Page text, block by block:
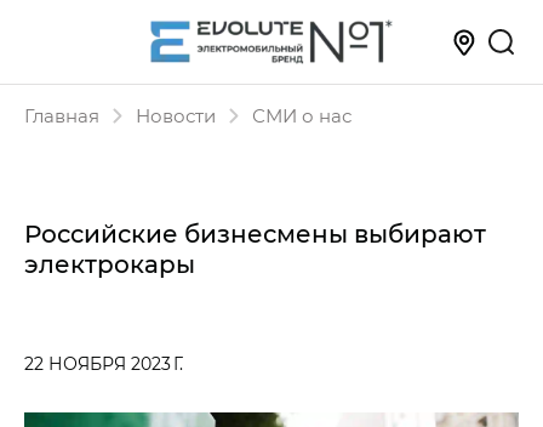
Главная Новости СМИ о нас
Российские бизнесмены выбирают
электрокары
22 НОЯБРЯ 2023 Г.